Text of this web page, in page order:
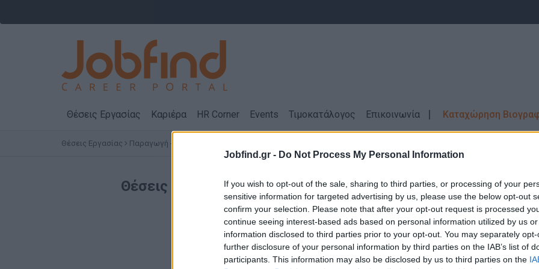
Jobfind.gr - Do Not Process My Personal Information
If you wish to opt-out of the sale, sharing to third parties, or processing of your
sensitive information for targeted advertising by us, please use the below opt-out
confirm your selection. Please note that after your opt-out request is processed
continue seeing interest-based ads based on personal information utilized by us
information disclosed to third parties prior to your opt-out. You may separately
further disclosure of your personal information by third parties on the IAB’s list of
participants. This information may also be disclosed by us to third parties on the
Θέσεις Εργασίας Καριέρα HR Corner Events Τιμοκατάλογος Επικοινωνία Καταχώρηση
Θέσεις Εργασίας Παραγωγή - Εργάτες - Τεχνίτες
Θέσεις ΕργασίαςΠαραγωγή - Εργάτες - Τεχνίτες \
Δεν βρέθηκαν αποτελέσματα για την αναζήτηση σας!